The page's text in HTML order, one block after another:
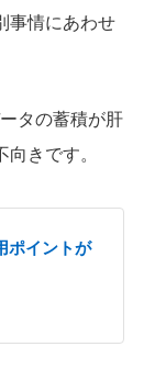
事情にあわせ
タの蓄積が肝
きです。
ポイントが